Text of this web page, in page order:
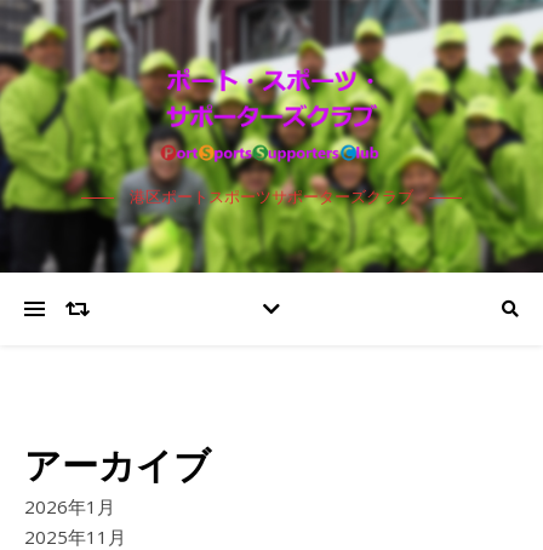
港区ポートスポーツサポーターズクラブ
アーカイブ
2026年1月
2025年11月